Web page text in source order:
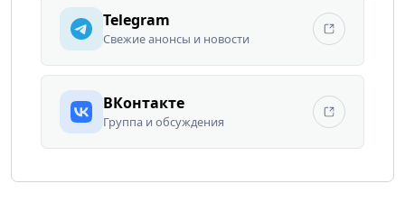
Telegram
Свежие анонсы и новости
ВКонтакте
Группа и обсуждения